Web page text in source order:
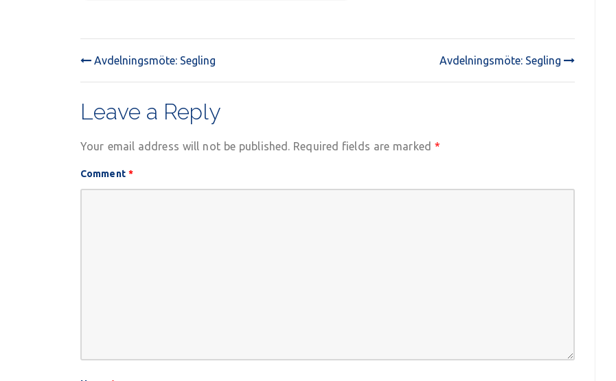
POST
NAVIGATION
Avdelningsmöte: Segling Avdelningsmöte: Segling
Leave a Reply
Your email address will not be published. Required fields are marked *
Comment *